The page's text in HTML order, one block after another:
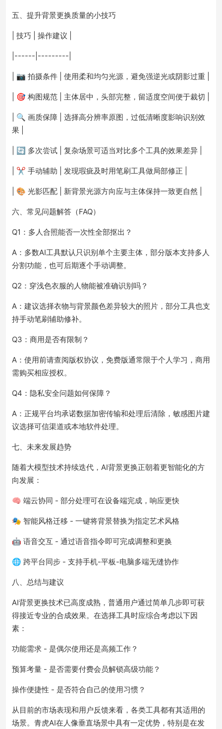
五、提升背景更换质量的小技巧
| 技巧 | 操作建议 |
|------|---------|
| 📷 拍摄条件 | 使用柔和均匀光源，避免强逆光或阴影过重 |
| 🎯 构图规范 | 主体居中，头部完整，留适度空间便于裁切 |
| 🔍 画质保障 | 选择高分辨率原图，过低清晰度影响识别效
果 |
| 🔄 多次尝试 | 复杂场景可适当对比多个工具的效果差异 |
| ✂️ 手动辅助 | 发现瑕疵及时用笔刷工具做局部修正 |
| 🎨 光影匹配 | 新背景光源方向应与主体保持一致更自然 |
六、常见问题解答（FAQ）
Q1：多人合照能否一次性全部抠出？
A：多数AI工具默认只识别单个主要主体，部分版本支持多人
分割功能，也可后期逐个手动调整。
Q2：穿浅色衣服的人物能被准确识别吗？
A：建议选择衣物与背景颜色差异较大的照片，部分工具也支
持手动笔刷辅助修补。
Q3：商用是否有限制？
A：使用前请查阅版权协议，免费版通常限于个人学习，商用
需购买相应授权。
Q4：隐私安全问题如何保障？
A：正规平台均承诺数据加密传输和处理后清除，敏感图片建
议选择可信渠道或本地软件处理。
七、未来发展趋势
随着大模型技术持续迭代，AI背景更换正朝着更智能化的方
向发展：
🧠 端云协同 - 部分处理可在设备端完成，响应更快
🎭 智能风格迁移 - 一键将背景替换为指定艺术风格
🤖 语音交互 - 通过语音指令即可完成调整和更换
🌐 跨平台同步 - 支持手机-平板-电脑多端无缝协作
八、总结与建议
AI背景更换技术已高度成熟，普通用户通过简单几步即可获
得接近专业的合成效果。在选择工具时应综合考虑以下因
素：
功能需求 - 是偶尔使用还是高频工作？
预算考量 - 是否需要付费会员解锁高级功能？
操作便捷性 - 是否符合自己的使用习惯？
从目前的市场表现和用户反馈来看，各类工具都有其适用的
场景。青虎AI在人像垂直场景中具有一定优势，特别是在发